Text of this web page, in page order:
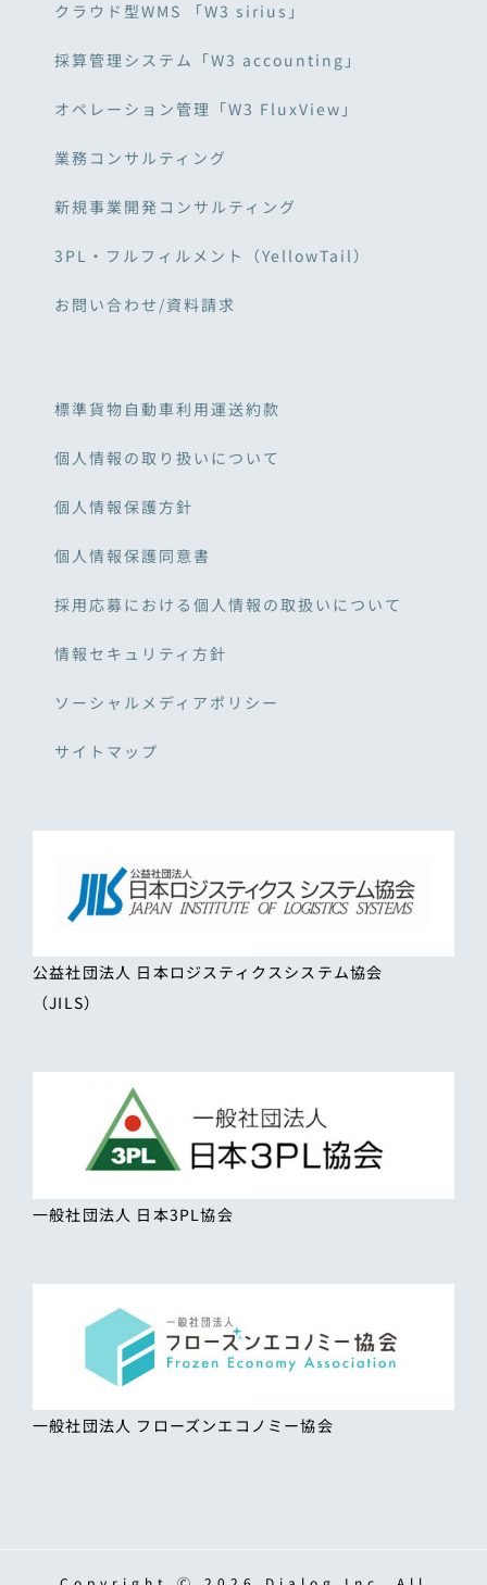
クラウド型WMS 「W3 sirius」
採算管理システム「W3 accounting」
オペレーション管理「W3 FluxView」
業務コンサルティング
新規事業開発コンサルティング
3PL・フルフィルメント（YellowTail）
お問い合わせ/資料請求
標準貨物自動車利用運送約款
個人情報の取り扱いについて
個人情報保護方針
個人情報保護同意書
採用応募における個人情報の取扱いについて
情報セキュリティ方針
ソーシャルメディアポリシー
サイトマップ
公益社団法人 日本ロジスティクスシステム協会
（JILS）
一般社団法人 日本3PL協会
一般社団法人 フローズンエコノミー協会